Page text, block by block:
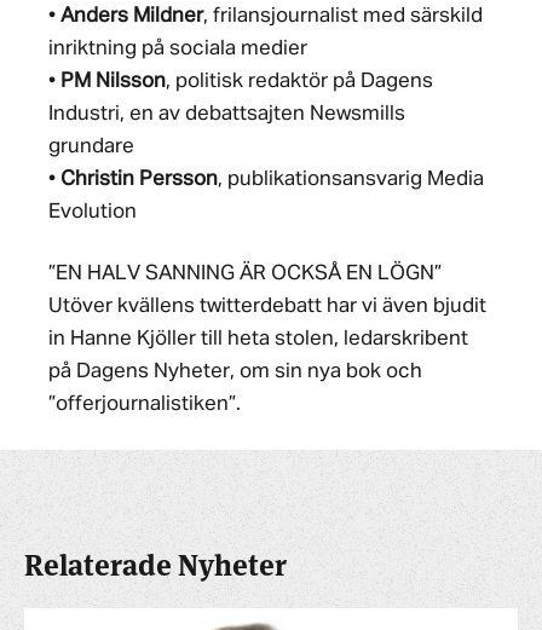
• Anders Mildner, frilansjournalist med särskild
inriktning på sociala medier
• PM Nilsson, politisk redaktör på Dagens
Industri, en av debattsajten Newsmills
grundare
• Christin Persson, publikationsansvarig Media
Evolution
”EN HALV SANNING ÄR OCKSÅ EN LÖGN”
Utöver kvällens twitterdebatt har vi även bjudit
in Hanne Kjöller till heta stolen, ledarskribent
på Dagens Nyheter, om sin nya bok och
”offerjournalistiken”.
Relaterade Nyheter